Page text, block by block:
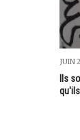
JUIN
Ils